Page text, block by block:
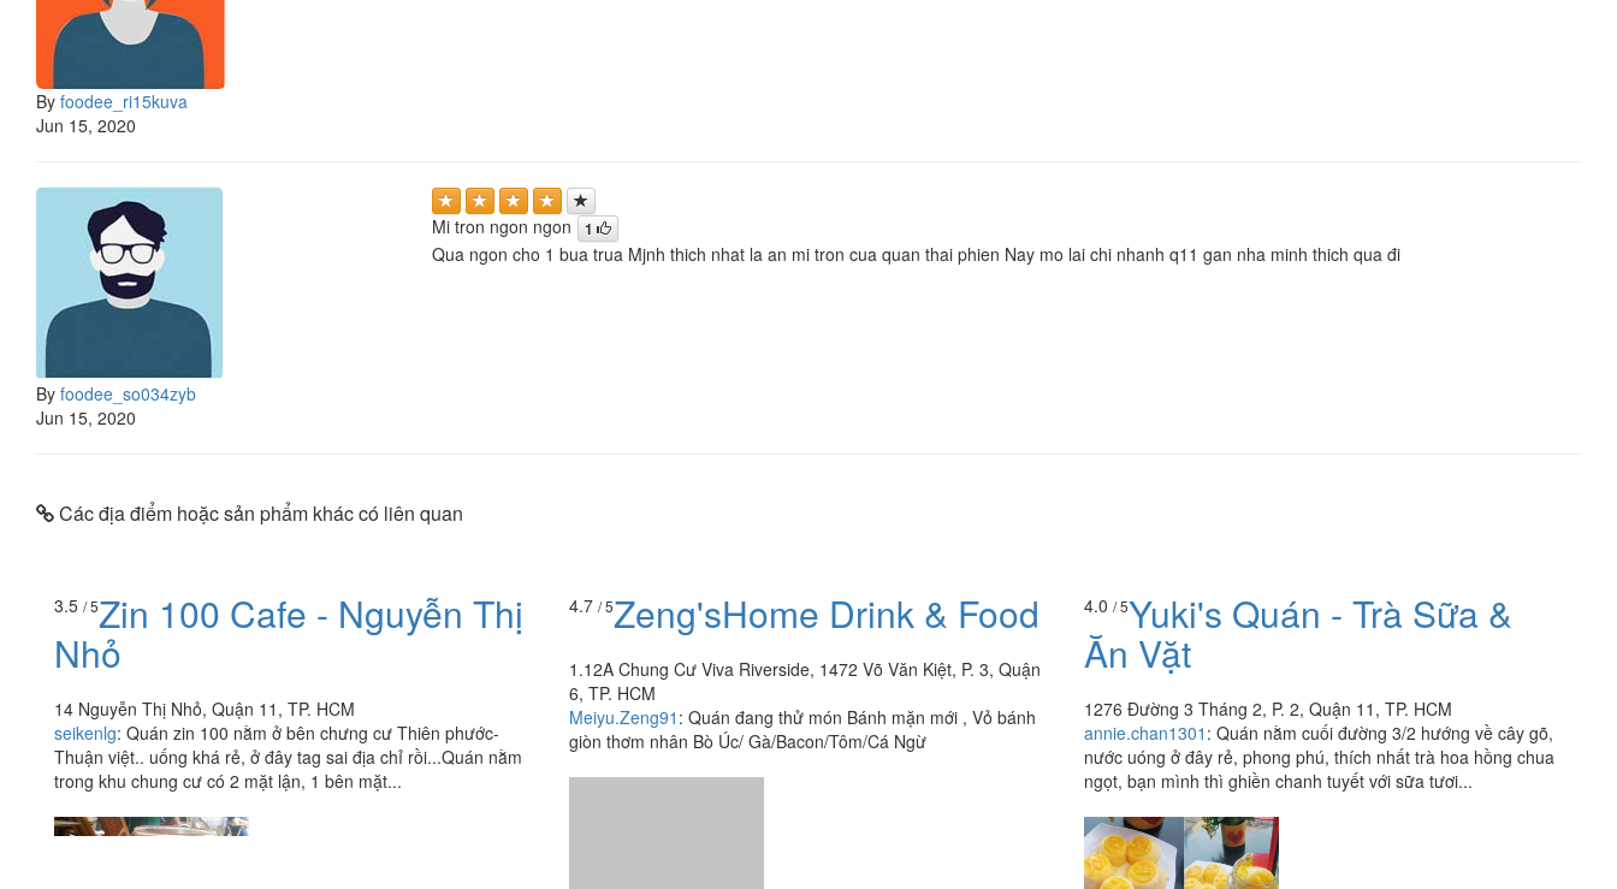
By foodee_ri15kuva
Jun 15, 2020
By foodee_so034zyb
Jun 15, 2020
Mi tron ngon ngon 1
Qua ngon cho 1 bua trua Mjnh thich nhat la an mi tron cua quan thai phien Nay mo lai chi nhanh q11 gan nha minh thich qua đi
Các địa điểm hoặc sản phẩm khác có liên quan
3.5 / 5Zin 100 Cafe - Nguyễn Thị
Nhỏ
14 Nguyễn Thị Nhỏ, Quận 11, TP. HCM
seikenlg: Quán zin 100 nằm ở bên chưng cư Thiên phước-
Thuận việt.. uống khá rẻ, ở đây tag sai địa chỉ rồi...Quán nằm
trong khu chung cư có 2 mặt lận, 1 bên mặt...
4.7 / 5Zeng'sHome Drink & Food
1.12A Chung Cư Viva Riverside, 1472 Võ Văn Kiệt, P. 3, Quận
6, TP. HCM
Meiyu.Zeng91 : Quán đang thử món Bánh mặn mới , Vỏ bánh
giòn thơm nhân Bò Úc/ Gà/Bacon/Tôm/Cá Ngừ
4.0 / 5Yuki's Quán - Trà Sữa &
Ăn Vặt
1276 Đường 3 Tháng 2, P. 2, Quận 11, TP. HCM
annie.chan1301 : Quán nằm cuối đường 3/2 hướng về cây gõ,
nước uóng ở đây rẻ, phong phú, thích nhất trà hoa hồng chua
ngọt, bạn mình thì ghiền chanh tuyết với sữa tươi...